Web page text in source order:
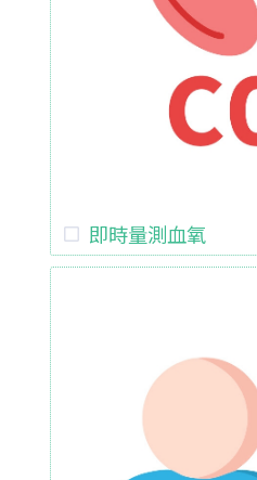
即時量測血氧